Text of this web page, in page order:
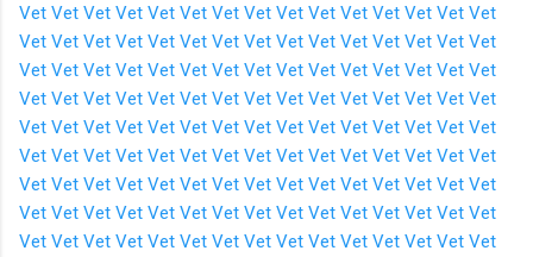
Vet Vet Vet Vet Vet Vet Vet Vet Vet Vet Vet Vet Vet Vet Vet
Vet Vet Vet Vet Vet Vet Vet Vet Vet Vet Vet Vet Vet Vet Vet
Vet Vet Vet Vet Vet Vet Vet Vet Vet Vet Vet Vet Vet Vet Vet
Vet Vet Vet Vet Vet Vet Vet Vet Vet Vet Vet Vet Vet Vet Vet
Vet Vet Vet Vet Vet Vet Vet Vet Vet Vet Vet Vet Vet Vet Vet
Vet Vet Vet Vet Vet Vet Vet Vet Vet Vet Vet Vet Vet Vet Vet
Vet Vet Vet Vet Vet Vet Vet Vet Vet Vet Vet Vet Vet Vet Vet
Vet Vet Vet Vet Vet Vet Vet Vet Vet Vet Vet Vet Vet Vet Vet
Vet Vet Vet Vet Vet Vet Vet Vet Vet Vet Vet Vet Vet Vet Vet